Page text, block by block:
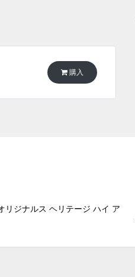
購入
リジナルス ヘリテージ ハイ ア